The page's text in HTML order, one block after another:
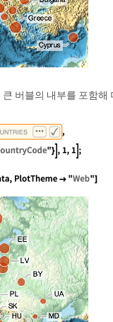
버블의 내부를 포함해